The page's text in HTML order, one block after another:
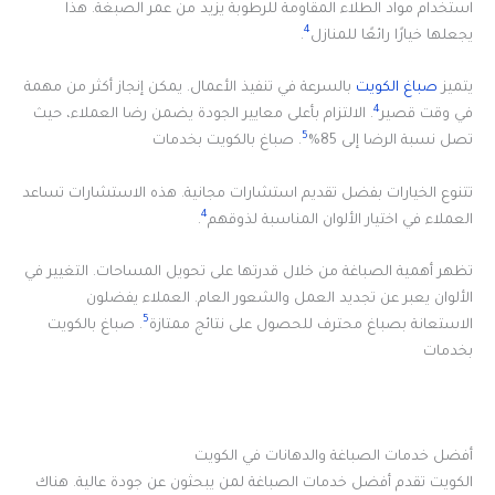
استخدام مواد الطلاء المقاومة للرطوبة يزيد من عمر الصبغة. هذا
يجعلها خيارًا رائعًا للمنازل4
.
يتميز صباغ الكويت بالسرعة في تنفيذ الأعمال. يمكن إنجاز أكثر من مهمة
في وقت قصير4. الالتزام بأعلى معايير الجودة يضمن رضا العملاء، حيث
تصل نسبة الرضا إلى 85%
5. صباغ بالكويت بخدمات
تتنوع الخيارات بفضل تقديم استشارات مجانية. هذه الاستشارات تساعد
العملاء في اختيار الألوان المناسبة لذوقهم4
.
تظهر أهمية الصباغة من خلال قدرتها على تحويل المساحات. التغيير في
الألوان يعبر عن تجديد العمل والشعور العام. العملاء يفضلون
الاستعانة بصباغ محترف للحصول على نتائج ممتازة5. صباغ بالكويت
بخدمات
أفضل خدمات الصباغة والدهانات في الكويت
الكويت تقدم أفضل خدمات الصباغة لمن يبحثون عن جودة عالية. هناك